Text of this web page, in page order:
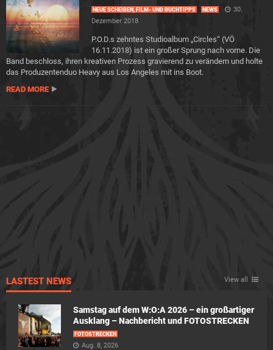
NEUE SCHEIBEN, FILM- UND BUCHTIPPS NEWS
30.
Dezember 2018
P.O.D.s zehntes Studioalbum „Circles“ (VÖ
16.11.2018) ist ein großer Sprung nach vorne. Die
Band beschloss, ihren kreativen Prozess gravierend zu verändern und holte
das Produzentenduo Heavy aus Los Angeles mit ins Boot.
READ MORE
LASTEST NEWS View all
Samstag auf dem W:O:A 2026 – ein großartiger
Ausklang – Nachbericht und FOTOSTRECKEN
FOTOSTRECKEN
Aug. 8, 2026